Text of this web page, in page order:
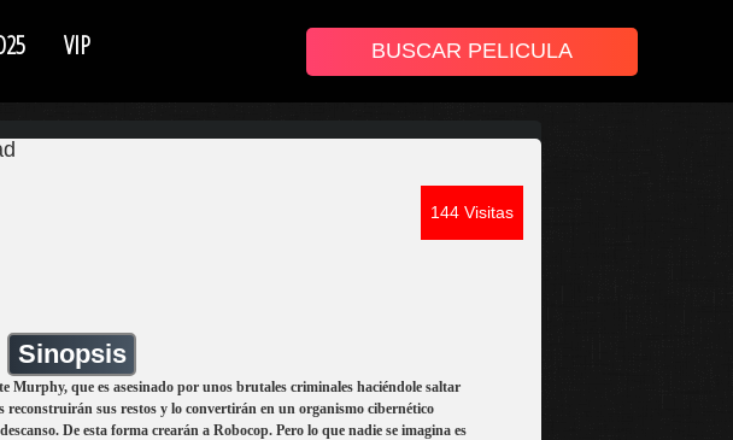
VIP
144 Visitas
Sinopsis
Murphy, que es asesinado por unos brutales criminales haciéndole saltar
reconstruirán sus restos y lo convertirán en un organismo cibernético
De esta forma crearán a Robocop. Pero lo que nadie se imagina es